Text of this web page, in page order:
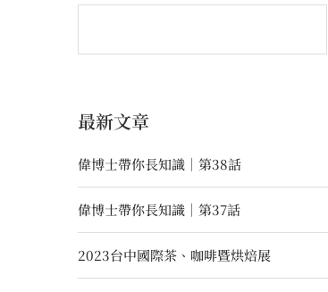
最新文章
偉博士帶你長知識｜第38話
偉博士帶你長知識｜第37話
2023台中國際茶、咖啡暨烘焙展